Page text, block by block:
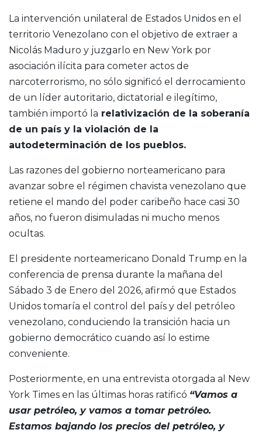
La intervención unilateral de Estados Unidos en el
territorio Venezolano con el objetivo de extraer a
Nicolás Maduro y juzgarlo en New York por
asociación ilícita para cometer actos de
narcoterrorismo, no sólo significó el derrocamiento
de un líder autoritario, dictatorial e ilegítimo,
también importó la relativización de la soberanía
de un país y la violación de la
autodeterminación de los pueblos.
Las razones del gobierno norteamericano para
avanzar sobre el régimen chavista venezolano que
retiene el mando del poder caribeño hace casi 30
años, no fueron disimuladas ni mucho menos
ocultas.
El presidente norteamericano Donald Trump en la
conferencia de prensa durante la mañana del
Sábado 3 de Enero del 2026, afirmó que Estados
Unidos tomaría el control del país y del petróleo
venezolano, conduciendo la transición hacia un
gobierno democrático cuando así lo estime
conveniente.
Posteriormente, en una entrevista otorgada al New
York Times en las últimas horas ratificó “Vamos a
usar petróleo, y vamos a tomar petróleo.
Estamos bajando los precios del petróleo, y